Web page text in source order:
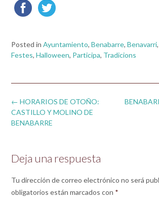
Posted in Ayuntamiento, Benabarre, Benavarri,
Festes, Halloween, Participa, Tradicions
Post
navigation
← HORARIOS DE OTOÑO:
CASTILLO Y MOLINO DE
BENABARRE
Deja una respuesta
Tu dirección de correo electrónico no será
obligatorios están marcados con *